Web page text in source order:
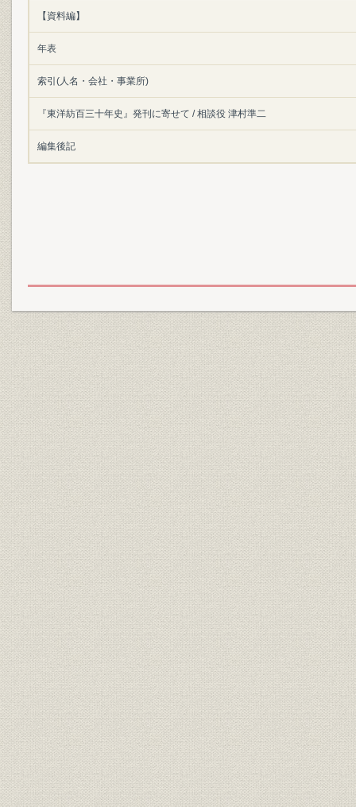
【資料編】
年表
索引(人名・会社・事業所)
『東洋紡百三十年史』発刊に寄せて / 相談役 津村準二
編集後記